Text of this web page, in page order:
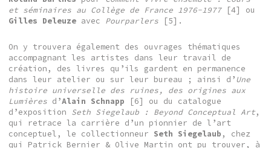
et séminaires au Collège de France 1976-1977 [4] ou
Gilles Deleuze avec Pourparlers [5].
On y trouvera également des ouvrages thématiques
accompagnant les artistes dans leur travail de
création, des livres qu’ils gardent en permanence
dans leur atelier ou sur leur bureau ; ainsi d’Une
histoire universelle des ruines, des origines aux
Lumières d’Alain Schnapp [6] ou du catalogue
d’exposition Seth Siegelaub : Beyond Conceptual Art,
qui retrace la carrière d’un pionnier de l’art
conceptuel, le collectionneur Seth Siegelaub , chez
qui Patrick Bernier & Olive Martin ont pu trouver, à